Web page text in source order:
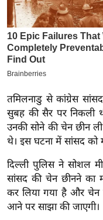
2
6
क्रा
इ
म
-
पे
प
मि
सा
ल
तमिलनाडु से कांग्रेस
सुबह की सैर पर निकली
उनकी सोने की चेन छीन
थे। इस घटना में सांसद को
दिल्ली पुलिस ने सोशल
सांसद की चेन छीनने का
कर लिया गया है और चेन
आने पर साझा की जाएगी।